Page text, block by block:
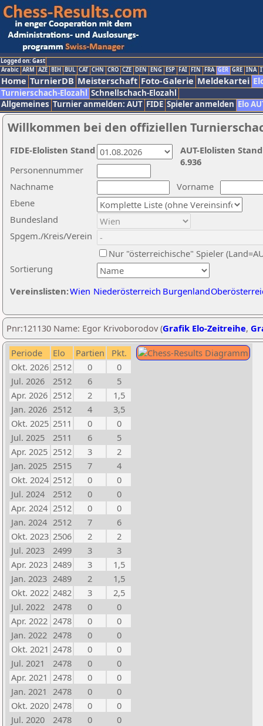
Logged on: Gast
Arabic ARM AZE BIH BUL CAT CHN CRO CZE DEN ENG ESP FAI FIN FRA GER GRE INA
Home TurnierDB Meisterschaft Foto-Galerie Meldekartei
Turnierschach-Elozahl Schnellschach-Elozahl
Allgemeines Turnier anmelden: AUT FIDE Spieler anmelden Elo
Willkommen bei den offiziellen
Nachname
Vorname
Ebene
Sortierung
Personennummer
Bundesland
Spgem./Kreis/Verein
Nur "österreichische" Spieler
Vereinslisten:Wien Niederösterreich Burgenland
AUT-Elolisten
6.936
FIDE-Elolisten Stand
Pnr:121130 Name: Egor Krivoborodov (Grafik Elo-Zeitreihe,
Periode Elo Partien
Pkt.
Okt. 2026 2512 0
0
Jul. 2026
2512 6
5
Apr. 2026 2512 2
1,5
Jan. 2026 2512 4
3,5
Okt. 2025 2511 0
0
Jul. 2025
2511 6
5
Apr. 2025 2512 3
2
Jan. 2025 2515 7
4
Okt. 2024 2512 0
0
Jul. 2024
2512 0
0
Apr. 2024 2512 0
0
Jan. 2024 2512 7
6
Okt. 2023 2506 2
2
Jul. 2023
2499 3
3
Apr. 2023 2489 3
1,5
Jan. 2023 2489 2
1,5
Okt. 2022 2482 3
2,5
Jul. 2022
2478 0
0
Apr. 2022 2478 0
0
Jan. 2022 2478 0
0
Okt. 2021 2478 0
0
Jul. 2021
2478 0
0
Apr. 2021 2478 0
0
Jan. 2021 2478 0
0
Okt. 2020 2478 0
0
Jul. 2020
2478 0
0